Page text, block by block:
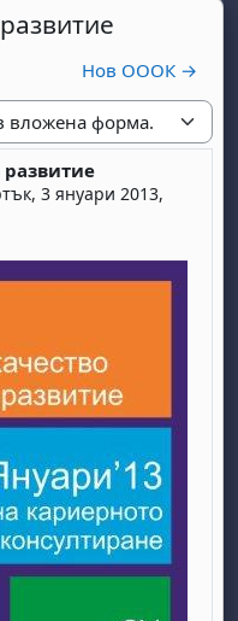
Нов ОООК →
3 януари 2013,